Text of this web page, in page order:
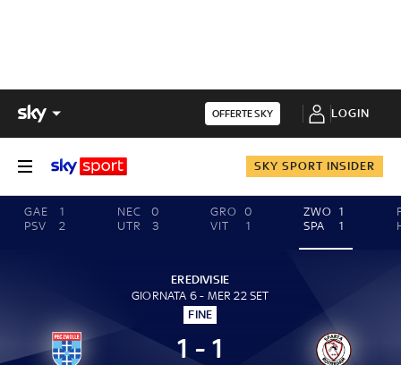
OFFERTE SKY LOGIN
SKY SPORT INSIDER
GAE
1
PSV
2
NEC
0
UTR
3
GRO
0
VIT
1
ZWO 1
SPA
1
EREDIVISIE
GIORNATA 6 - MER 22 SET
FINE
1 - 1